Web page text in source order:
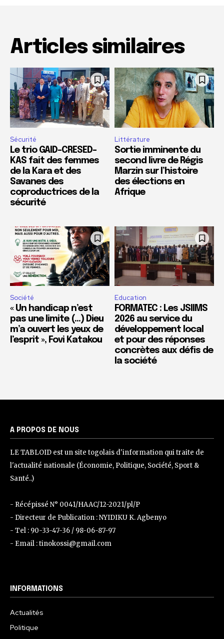
Articles similaires
Sécurité
Le trio GAID-CRESED-
KAS fait des femmes
de la Kara et des
Savanes des
coproductrices de la
sécurité
Littérature
Sortie imminente du
second livre de Régis
Marzin sur l’histoire
des élections en
Afrique
Société
« Un handicap n’est
pas une limite (…) Dieu
m’a ouvert les yeux de
l’esprit », Fovi Katakou
Education
FORMATEC : Les JSIIMS
2026 au service du
développement local
et pour des réponses
concrètes aux défis de
la société
A PROPOS DE NOUS
LE TABLOID est un site togolais d'information qui traite de
l'actualité nationale (Économie, Politique, Société, Sport &
Santé..)
- Récépissé N° 0041/HAAC/12-2021/pl/P
- Directeur de Publication : NYIDIKU K. Agbenyo
- Tel : 90-33-47-36 / 98-06-87-97
- Email : tinokossi@gmail.com
INFORMATIONS
Actualités
Politique